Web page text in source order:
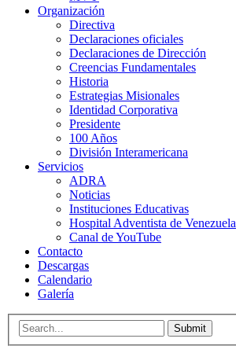
Organización
Directiva
Declaraciones oficiales
Declaraciones de Dirección
Creencias Fundamentales
Historia
Estrategias Misionales
Identidad Corporativa
Presidente
100 Años
División Interamericana
Servicios
ADRA
Noticias
Instituciones Educativas
Hospital Adventista de Venezuela
Canal de YouTube
Contacto
Descargas
Calendario
Galería
Submit